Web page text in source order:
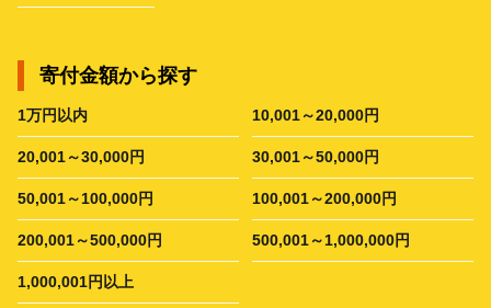
寄付金額から探す
1万円以内 10,001～20,000円
20,001～30,000円 30,001～50,000円
50,001～100,000円 100,001～200,000円
200,001～500,000円 500,001～1,000,000円
1,000,001円以上